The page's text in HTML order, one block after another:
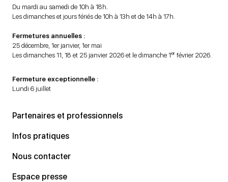
Du mardi au samedi de 10h à 18h.
Les dimanches et jours fériés de 10h à 13h et de 14h à 17h.
Fermetures annuelles :
25 décembre, 1er janvier, 1er mai
Les dimanches 11, 18 et 25 janvier 2026 et le dimanche 1er février 2026.
Fermeture exceptionnelle :
Lundi 6 juillet
Partenaires et professionnels
Infos pratiques
Nous contacter
Espace presse